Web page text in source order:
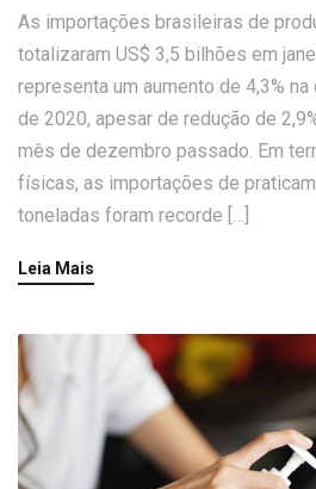
As importações brasileiras de
totalizaram US$ 3,5 bilhões em
representa um aumento de 4,3%
de 2020, apesar de redução de
mês de dezembro passado. Em
físicas, as importações de
toneladas foram recorde […]
Leia Mais